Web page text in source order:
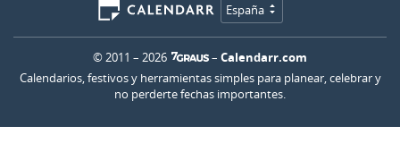
España
© 2011 – 2026 – Calendarr.com
Calendarios, festivos y herramientas simples para planear, celebrar y
no perderte fechas importantes.